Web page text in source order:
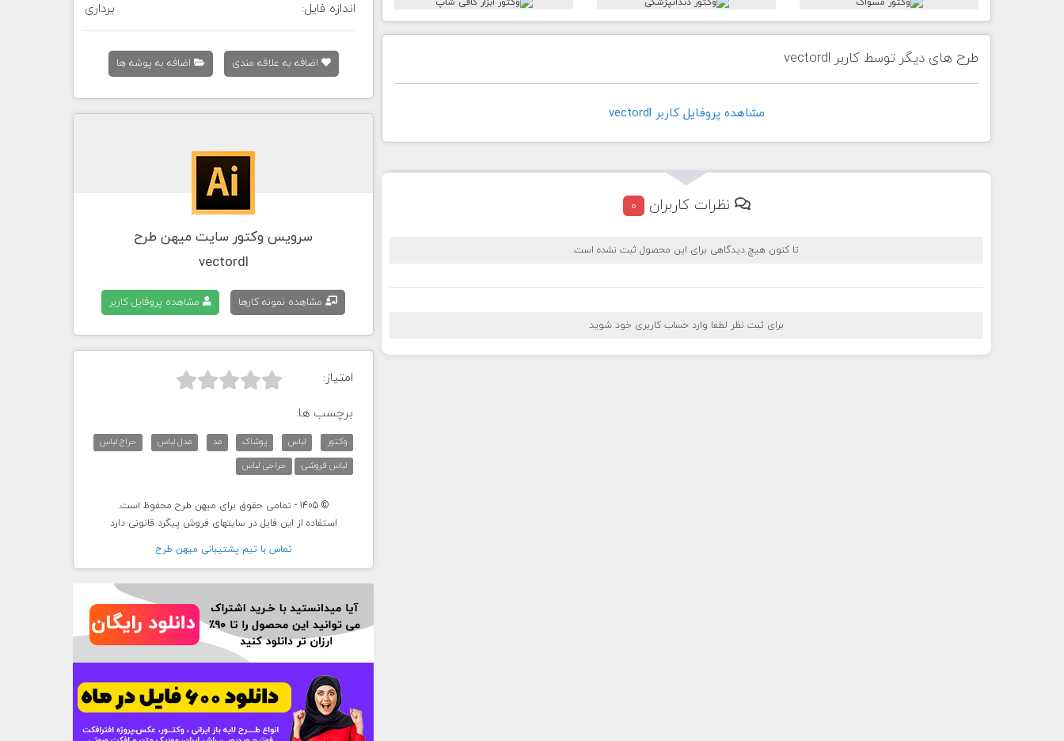
طرح های دیگر توسط کاربر vectordl
مشاهده پروفايل کاربر vectordl
نظرات کاربران 0
تا کنون هیچ دیدگاهی برای این محصول ثبت نشده است
برای ثبت نظر لطفا وارد حساب کاربری خود شوید
اندازه فایل: برداری
اضافه به علاقه مندی اضافه به پوشه ها
سرویس وکتور سایت میهن طرح
vectordl
مشاهده نمونه کارها مشاهده پروفایل کاربر
امتیاز: 


برچسب ها:
وکتور لباس پوشاک مد مدل لباس
حراج لباس
لباس فروشی
حراجی لباس
© 1405 - تمامی حقوق برای میهن طرح محفوظ است.
استفاده از این فایل در سایتهای فروش پیگرد قانونی دارد
تماس با تيم پشتيبانی ميهن طرح